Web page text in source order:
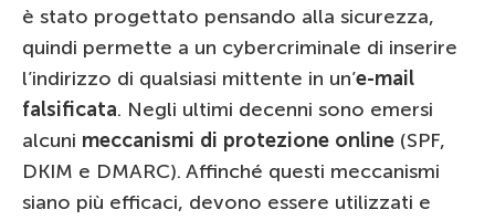
è stato progettato pensando alla sicurezza,
quindi permette a un cybercriminale di inserire
l’indirizzo di qualsiasi mittente in un’e-mail
falsificata. Negli ultimi decenni sono emersi
alcuni meccanismi di protezione online (SPF,
DKIM e DMARC). Affinché questi meccanismi
siano più efficaci, devono essere utilizzati e